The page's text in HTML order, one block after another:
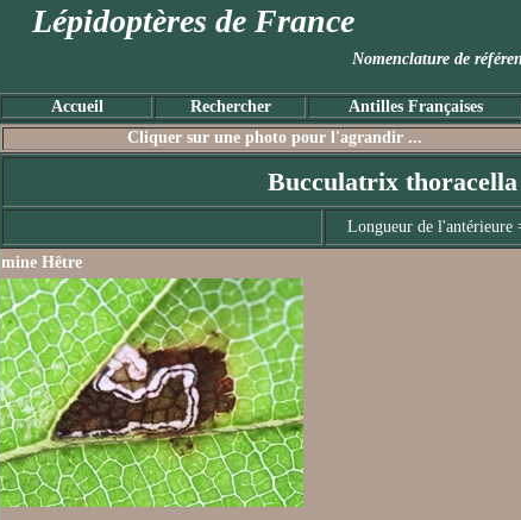
Lépidoptères de France
Nomenclature de
Accueil Rechercher Antilles Françaises
Cliquer sur une photo pour l'agrandir ...
Bucculatrix thoracella
Longueur de l'antérieure
mine Hêtre